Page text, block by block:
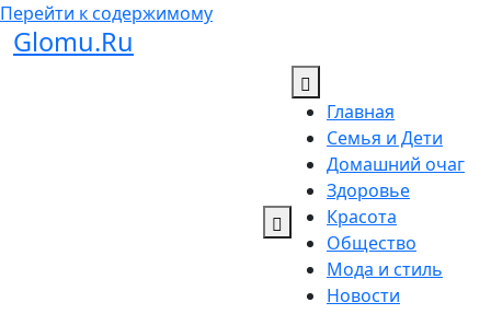
Перейти к содержимому
Glomu.Ru
Главная
Семья и Дети
Домашний очаг
Здоровье
Красота
Общество
Мода и стиль
Новости